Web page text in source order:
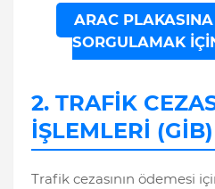
ARAÇ
SORGULAMAK
2. TRAFİK
İŞLEMLERİ (GİB)
Trafik cezasının ödemesi